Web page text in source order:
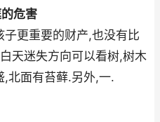
危害
更重要的财产,也没有比
天迷失方向可以看树,树木
,北面有苔藓.另外,一.